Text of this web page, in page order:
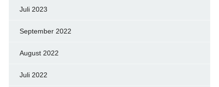
Juli 2023
September 2022
August 2022
Juli 2022